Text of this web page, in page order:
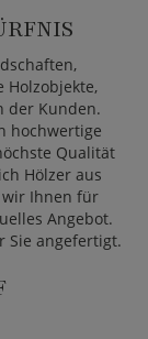
der Kunden.
hochwertige
Qualität
Hölzer aus
wir Ihnen für
Angebot.
Sie angefertigt.